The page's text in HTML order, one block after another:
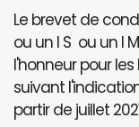
Le brevet de
ou un I S ou un I
l'honneur pour
suivant
partir de juillet